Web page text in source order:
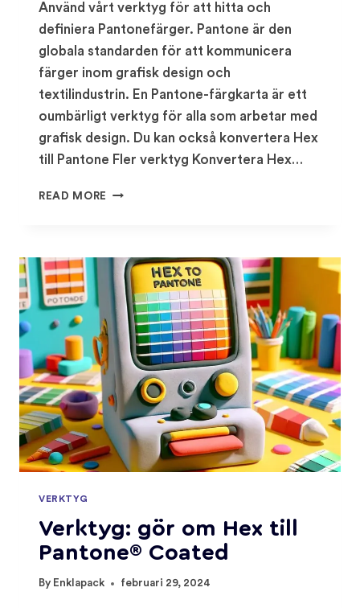
Använd vårt verktyg för att hitta och
definiera Pantonefärger. Pantone är den
globala standarden för att kommunicera
färger inom grafisk design och
textilindustrin. En Pantone-färgkarta är ett
oumbärligt verktyg för alla som arbetar med
grafisk design. Du kan också konvertera Hex
till Pantone Fler verktyg Konvertera Hex…
READ MORE VERKTYG:
&
CMYK
VERKTYG
Verktyg: gör om Hex till
Pantone® Coated
By Enklapack februari 29, 2024